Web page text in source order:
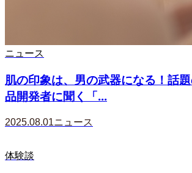
ニュース
肌の印象は、男の武器になる！話
品開発者に聞く「...
2025.08.01ニュース
体験談